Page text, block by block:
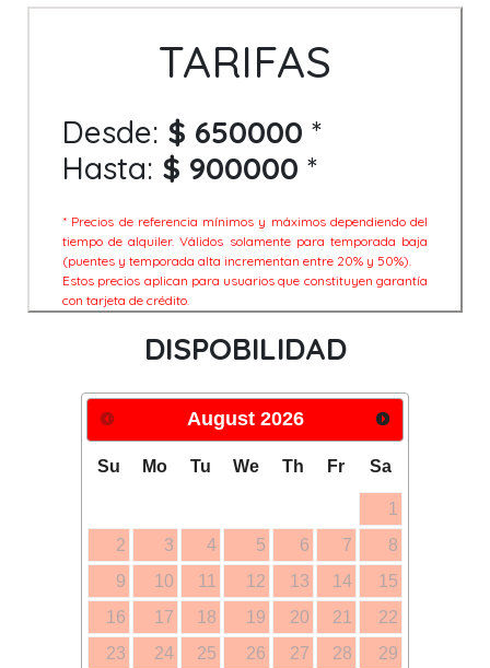
TARIFAS
Desde: $ 650000 *
Hasta: $ 900000 *
* Precios de referencia mínimos y máximos dependiendo del
tiempo de alquiler. Válidos solamente para temporada baja
(puentes y temporada alta incrementan entre 20% y 50%).
Estos precios aplican para usuarios que constituyen garantía
con tarjeta de crédito.
DISPOBILIDAD
August 2026
Su Mo Tu We Th Fr Sa
1
2
3 4 5 6 7
8
9
10 11 12 13 14
15
16
17 18 19 20 21
22
23
24 25 26 27 28
29